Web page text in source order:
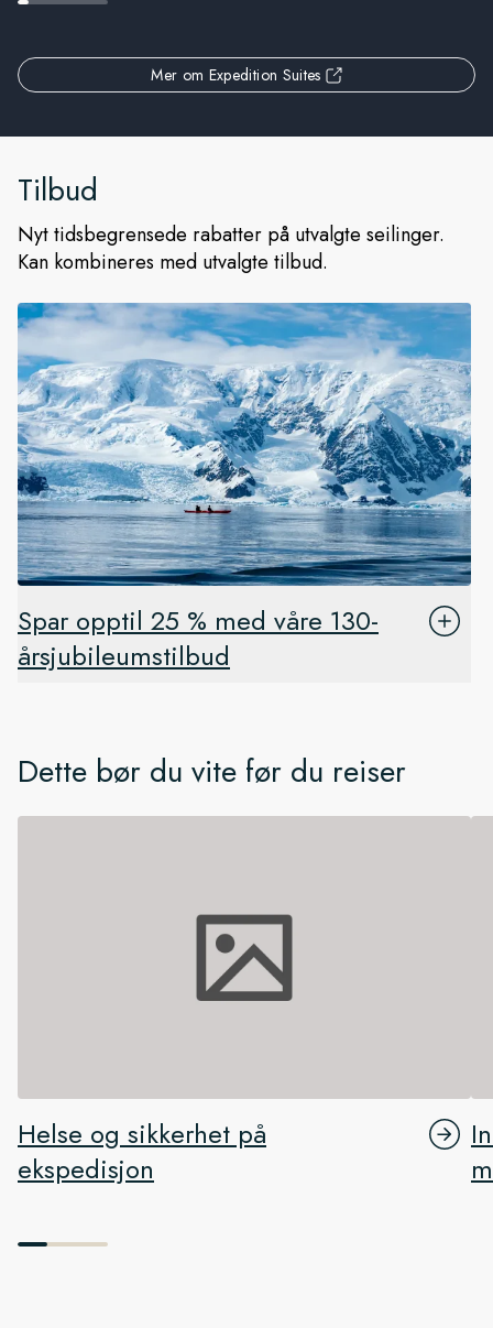
Mer om Expedition Suites
Tilbud
Nyt tidsbegrensede rabatter på utvalgte seilinger.
Kan kombineres med utvalgte tilbud.
Spar opptil 25 % med våre 130-
årsjubileumstilbud
Dette bør du vite før du reiser
Helse og sikkerhet på
ekspedisjon